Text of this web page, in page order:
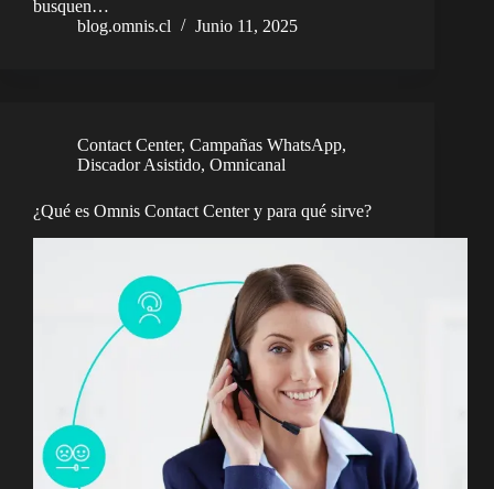
busquen…
blog.omnis.cl
Junio 11, 2025
Contact Center, Campañas WhatsApp,
Discador Asistido, Omnicanal
¿Qué es Omnis Contact Center y para qué sirve?